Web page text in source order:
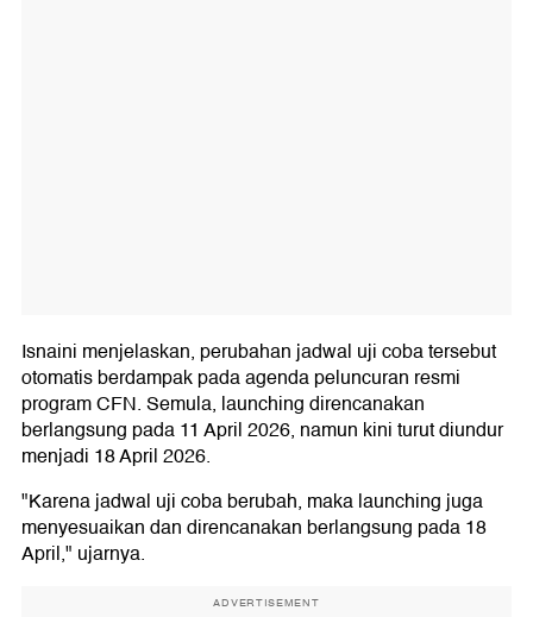
Isnaini menjelaskan, perubahan jadwal uji coba tersebut
otomatis berdampak pada agenda peluncuran resmi
program CFN. Semula, launching direncanakan
berlangsung pada 11 April 2026, namun kini turut diundur
menjadi 18 April 2026.
"Karena jadwal uji coba berubah, maka launching juga
menyesuaikan dan direncanakan berlangsung pada 18
April," ujarnya.
ADVERTISEMENT